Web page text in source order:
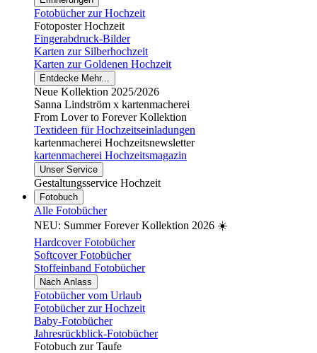
Fotobücher zur Hochzeit
Fotoposter Hochzeit
Fingerabdruck-Bilder
Karten zur Silberhochzeit
Karten zur Goldenen Hochzeit
Entdecke Mehr...
Neue Kollektion 2025/2026
Sanna Lindström x kartenmacherei
From Lover to Forever Kollektion
Textideen für Hochzeitseinladungen
kartenmacherei Hochzeitsnewsletter
kartenmacherei Hochzeitsmagazin
Unser Service
Gestaltungsservice Hochzeit
Fotobuch
Alle Fotobücher
NEU: Summer Forever Kollektion 2026 ☀️
Hardcover Fotobücher
Softcover Fotobücher
Stoffeinband Fotobücher
Nach Anlass
Fotobücher vom Urlaub
Fotobücher zur Hochzeit
Baby-Fotobücher
Jahresrückblick-Fotobücher
Fotobuch zur Taufe